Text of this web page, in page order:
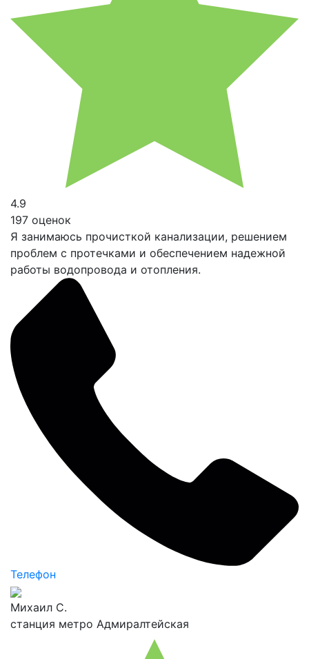
4.9
197 оценок
Я занимаюсь прочисткой канализации, решением
проблем с протечками и обеспечением надежной
работы водопровода и отопления.
Телефон
Михаил С.
станция метро Адмиралтейская